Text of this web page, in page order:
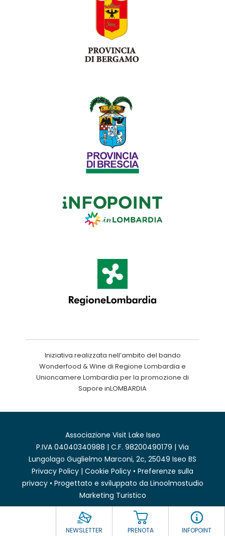
NEWSLETTER PRENOTA INFOPOINT
Iniziativa realizzata nell’ambito del bando
Wonderfood & Wine di Regione Lombardia e
Unioncamere Lombardia per la promozione di
Sapore inLOMBARDIA
Associazione Visit Lake Iseo
P.IVA 04040340988 | C.F. 98200490179 | Via
Lungolago Guglielmo Marconi, 2c, 25049 Iseo BS
Privacy Policy | Cookie Policy • Preferenze sulla
privacy• Progettato e sviluppato da Linoolmostudio
Marketing Turistico